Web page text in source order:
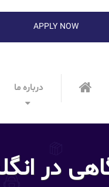
APPLY NOW
درباره ما
در